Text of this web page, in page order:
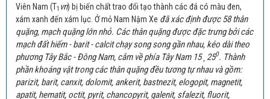
Viên Nam (T1 vn) bị biến chất trao đổi tạo thành các đá có màu đen,
xám xanh đến xám lục. Ở mỏ Nam Nậm Xe đã xác định được 58 thân
quặng, mạch quặng lớn nhỏ. Các thân quặng được đặc trưng bởi các
mạch đất hiếm - barit - calcit chạy song song gần nhau, kéo dài theo
phương Tây Bắc - Đông Nam, cắm về phía Tây Nam 15 ¸ 250. Thành
phần khoáng vật trong các thân quặng đều tương tự nhau và gồm:
parizit, barit, canxit, dolomit, ankerit, bastnezit, elogopit, magnetit,
apatit, hematit, octit, pyrit, chancopyrit, galenit, sfalezit, fluorit,